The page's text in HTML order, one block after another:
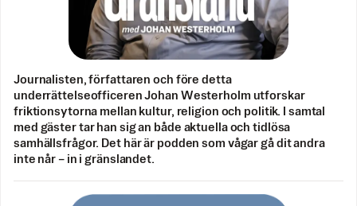
Journalisten, författaren och före detta
underrättelseofficeren Johan Westerholm utforskar
friktionsytorna mellan kultur, religion och politik. I samtal
med gäster tar han sig an både aktuella och tidlösa
samhällsfrågor. Det här är podden som vågar gå dit andra
inte når – in i gränslandet.